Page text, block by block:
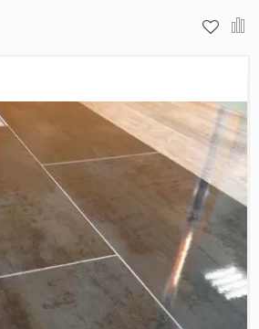
Classen
CorkArt Vinyl
CronaFloor
Damy Floor
Decoria
Dolce Flooring